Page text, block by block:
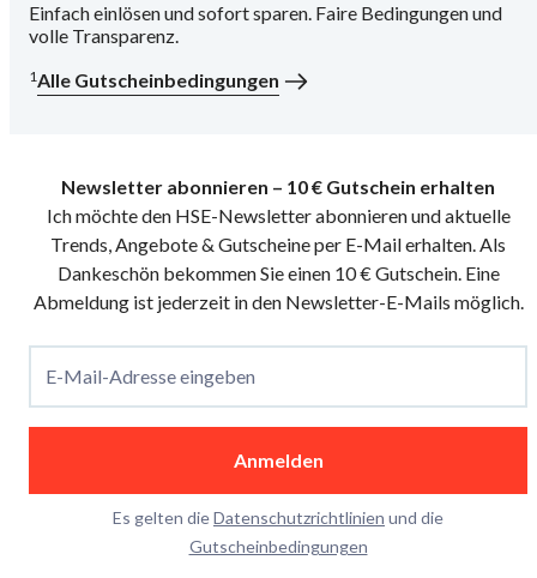
Einfach einlösen und sofort sparen. Faire Bedingungen und
volle Transparenz.
1Alle Gutscheinbedingungen
Newsletter abonnieren – 10 € Gutschein erhalten
Ich möchte den HSE-Newsletter abonnieren und aktuelle
Trends, Angebote & Gutscheine per E-Mail erhalten. Als
Dankeschön bekommen Sie einen 10 € Gutschein. Eine
Abmeldung ist jederzeit in den Newsletter-E-Mails möglich.
E-Mail-Adresse eingeben
Anmelden
Es gelten dieDatenschutzrichtlinien und die
Gutscheinbedingungen